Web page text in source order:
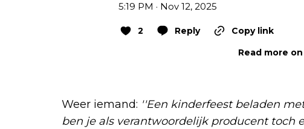
5:19 PM · Nov 12, 2025
2 Reply
Copy link
Read more on
Weer iemand: ''Een kinderfeest beladen
ben je als verantwoordelijk producent toch